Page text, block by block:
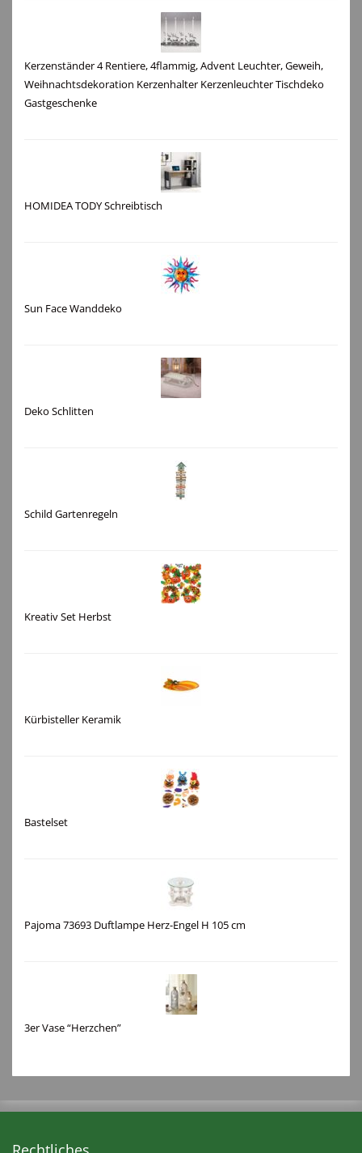
Kerzenständer 4 Rentiere, 4flammig, Advent Leuchter, Geweih,
Weihnachtsdekoration Kerzenhalter Kerzenleuchter Tischdeko
Gastgeschenke
HOMIDEA TODY Schreibtisch
Sun Face Wanddeko
Deko Schlitten
Schild Gartenregeln
Kreativ Set Herbst
Kürbisteller Keramik
Bastelset
Pajoma 73693 Duftlampe Herz-Engel H 105 cm
3er Vase “Herzchen”